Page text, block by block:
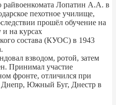
Лопатин А.А. в
пехотное училище,
прошёл обучение на
и на курсах
состава (КУОС) в 1943
взводом, ротой, затем
Принимал участие
фронте, отличился при
Днепр, Южный Буг, Днестр в